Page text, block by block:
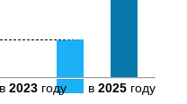
в 2023 году в 2025 году